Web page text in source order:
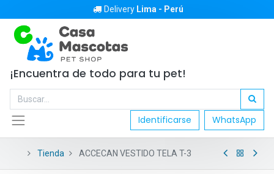
Delivery Lima - Perú
¡Encuentra de todo para tu pet!
Identificarse WhatsApp
Tienda ACCECAN VESTIDO TELA T-3